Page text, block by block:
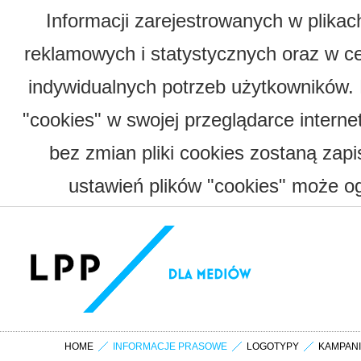
Informacji zarejestrowanych w
reklamowych i statystycznych oraz w
indywidualnych potrzeb
"cookies" w swojej przeglądarce
bez zmian pliki cookies zostaną
ustawień plików "cookies" może
HOME INFORMACJE PRASOWE LOGOTYPY